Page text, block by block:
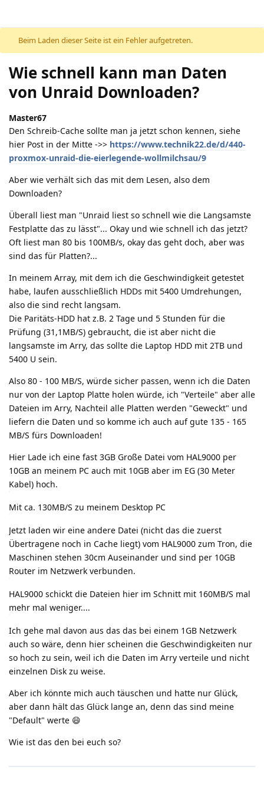
Beim Laden dieser Seite ist ein Fehler aufgetreten.
Wie schnell kann man Daten
von Unraid Downloaden?
Master67
Den Schreib-Cache sollte man ja jetzt schon kennen, siehe
hier Post in der Mitte ->> https://www.technik22.de/d/440-
proxmox-unraid-die-eierlegende-wollmilchsau/9
Aber wie verhält sich das mit dem Lesen, also dem
Downloaden?
Überall liest man "Unraid liest so schnell wie die Langsamste
Festplatte das zu lässt"... Okay und wie schnell ich das jetzt?
Oft liest man 80 bis 100MB/s, okay das geht doch, aber was
sind das für Platten?...
In meinem Array, mit dem ich die Geschwindigkeit getestet
habe, laufen ausschließlich HDDs mit 5400 Umdrehungen,
also die sind recht langsam.
Die Paritäts-HDD hat z.B. 2 Tage und 5 Stunden für die
Prüfung (31,1MB/S) gebraucht, die ist aber nicht die
langsamste im Arry, das sollte die Laptop HDD mit 2TB und
5400 U sein.
Also 80 - 100 MB/S, würde sicher passen, wenn ich die Daten
nur von der Laptop Platte holen würde, ich "Verteile" aber alle
Dateien im Arry, Nachteil alle Platten werden "Geweckt" und
liefern die Daten und so komme ich auch auf gute 135 - 165
MB/S fürs Downloaden!
Hier Lade ich eine fast 3GB Große Datei vom HAL9000 per
10GB an meinem PC auch mit 10GB aber im EG (30 Meter
Kabel) hoch.
Mit ca. 130MB/S zu meinem Desktop PC
Jetzt laden wir eine andere Datei (nicht das die zuerst
Übertragene noch in Cache liegt) vom HAL9000 zum Tron, die
Maschinen stehen 30cm Auseinander und sind per 10GB
Router im Netzwerk verbunden.
HAL9000 schickt die Dateien hier im Schnitt mit 160MB/S mal
mehr mal weniger....
Ich gehe mal davon aus das das bei einem 1GB Netzwerk
auch so wäre, denn hier scheinen die Geschwindigkeiten nur
so hoch zu sein, weil ich die Daten im Arry verteile und nicht
einzelnen Disk zu weise.
Aber ich könnte mich auch täuschen und hatte nur Glück,
aber dann hält das Glück lange an, denn das sind meine
"Default" werte 😄
Wie ist das den bei euch so?